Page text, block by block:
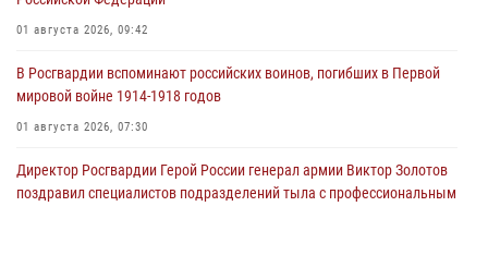
01 августа 2026, 09:42
В Росгвардии вспоминают российских воинов, погибших в Первой
мировой войне 1914-1918 годов
01 августа 2026, 07:30
Директор Росгвардии Герой России генерал армии Виктор Золотов
поздравил специалистов подразделений тыла с профессиональным